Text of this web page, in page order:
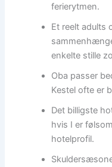
ferierytmen.
Et reelt adults
enkelte stille
Oba passer
Kestel ofte er
Det billigste
hvis I er
hotelprofil.